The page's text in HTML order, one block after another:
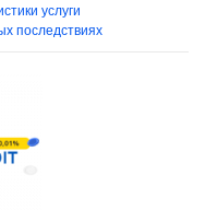
услуги
последствиях